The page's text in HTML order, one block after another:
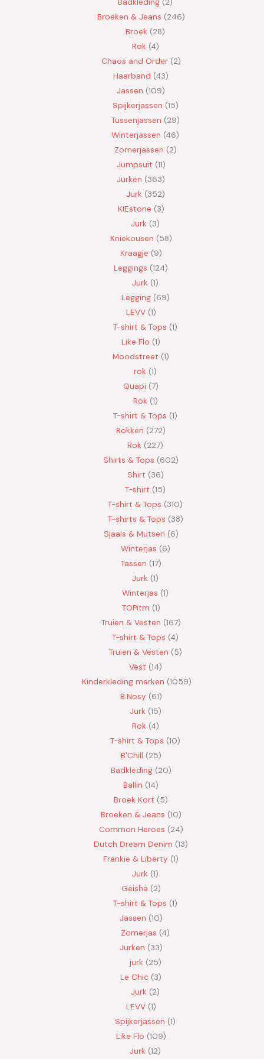
Broeken & Jeans 246
Broek 28
Rok 4
Chaos and Order 2
Haarband 43
Jassen 109
Spijkerjassen 15
Tussenjassen 29
Winterjassen 46
Zomerjassen 2
Jumpsuit 11
Jurken 363
Jurk 352
KIEstone 3
Jurk 3
Kniekousen 58
Kraagje 9
Leggings 124
Jurk 1
Legging 69
LEVV 1
T-shirt & Tops 1
Like Flo 1
Moodstreet 1
rok 1
Quapi 7
Rok 1
T-shirt & Tops 1
Rokken 272
Rok 227
Shirts & Tops 602
Shirt 36
T-shirt 15
T-shirt & Tops 310
T-shirts & Tops 38
Sjaals & Mutsen 6
Winterjas 6
Tassen 17
Jurk 1
Winterjas 1
TOPitm 1
Truien & Vesten 167
T-shirt & Tops 4
Truien & Vesten 5
Vest 14
Kinderkleding merken 1059
B.Nosy 61
Jurk 15
Rok 4
T-shirt & Tops 10
B'Chill 25
Badkleding 20
Ballin 14
Broek Kort 5
Broeken & Jeans 10
Common Heroes 24
Dutch Dream Denim 13
Frankie & Liberty 1
Jurk 1
Geisha 2
T-shirt & Tops 1
Jassen 10
Zomerjas 4
Jurken 33
jurk 25
Le Chic 3
Jurk 2
LEVV 1
Spijkerjassen 1
Like Flo 109
Jurk 12